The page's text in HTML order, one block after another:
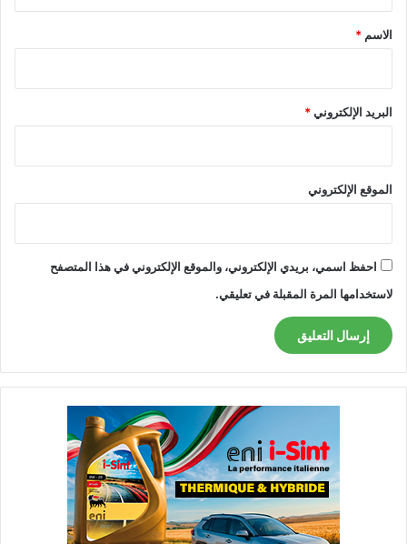
*
الاسم *
البريد الإلكتروني*
الموقع الإلكتروني
احفظ اسمي، بريدي الإلكتروني، والموقع الإلكتروني في هذا المتصفح
لاستخدامها المرة المقبلة في تعليقي.